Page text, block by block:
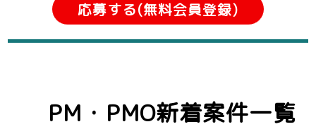
応募する(無料会員登録)
PM・PMO新着案件一覧